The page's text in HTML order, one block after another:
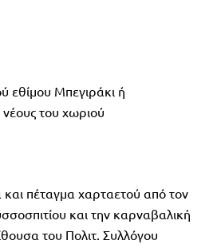
εθίμου Μπεγιράκι ή
του χωριού
πέταγμα χαρταετού από τον
και την καρναβαλική
του Πολιτ. Συλλόγου